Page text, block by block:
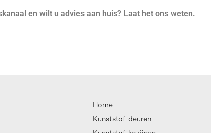
en wilt u advies aan huis? Laat het ons weten.
Home
Kunststof deuren